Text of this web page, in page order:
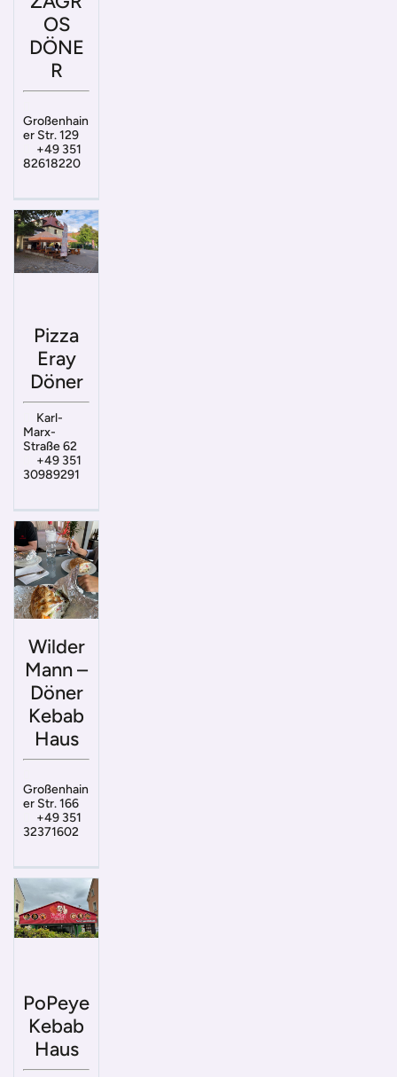
OS
DÖNE
R
Großenhain
er Str. 129
+49 351
82618220
Pizza
Eray
Döner
Karl-
Marx-
Straße 62
+49 351
30989291
Wilder
Mann –
Döner
Kebab
Haus
Großenhain
er Str. 166
+49 351
32371602
PoPeye
Kebab
Haus